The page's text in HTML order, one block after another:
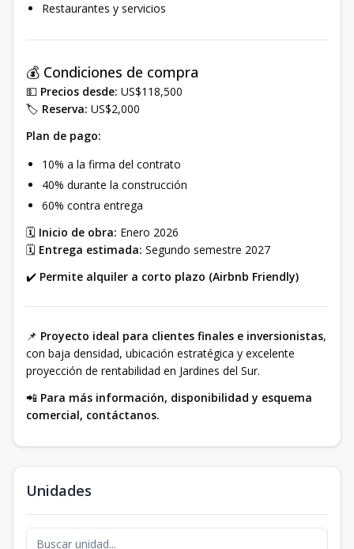
Restaurantes y servicios
💰 Condiciones de compra
💵 Precios desde: US$118,500
🏷️ Reserva: US$2,000
Plan de pago:
10% a la firma del contrato
40% durante la construcción
60% contra entrega
🗓️ Inicio de obra: Enero 2026
🗓️ Entrega estimada: Segundo semestre 2027
✔️ Permite alquiler a corto plazo (Airbnb Friendly)
📌 Proyecto ideal para clientes finales e inversionistas,
con baja densidad, ubicación estratégica y excelente
proyección de rentabilidad en Jardines del Sur.
📲 Para más información, disponibilidad y esquema
comercial, contáctanos.
Unidades